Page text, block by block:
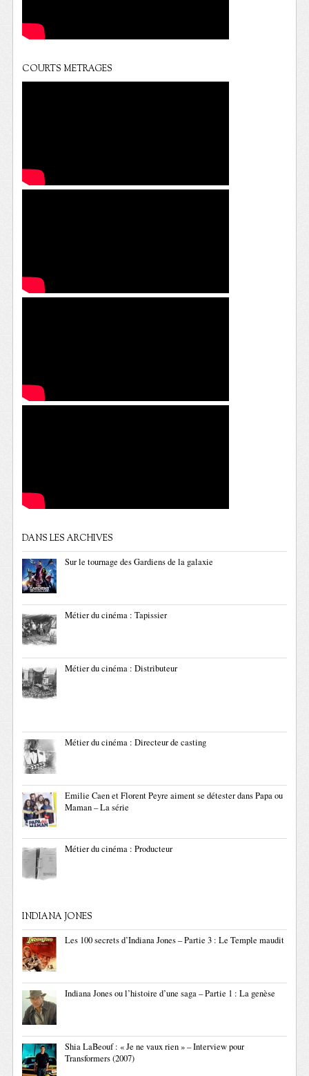
COURTS METRAGES
DANS LES ARCHIVES
Sur le tournage des Gardiens de la galaxie
Métier du cinéma : Tapissier
Métier du cinéma : Distributeur
Métier du cinéma : Directeur de casting
Emilie Caen et Florent Peyre aiment se détester dans Papa ou
Maman – La série
Métier du cinéma : Producteur
INDIANA JONES
Les 100 secrets d’Indiana Jones – Partie 3 : Le Temple maudit
Indiana Jones ou l’histoire d’une saga – Partie 1 : La genèse
Shia LaBeouf : « Je ne vaux rien » – Interview pour
Transformers (2007)